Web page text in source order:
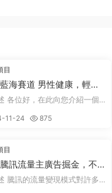
目
海賽道 男性健康，輕松
個
...
11-24 875
目
訊流量主廣告掘金，不
撸玩法，日賺500-1000
多